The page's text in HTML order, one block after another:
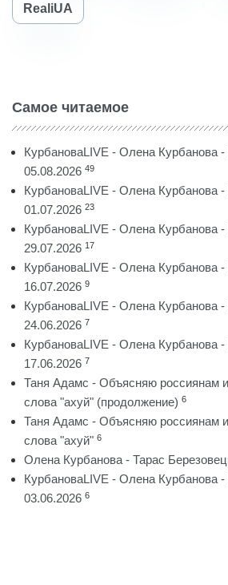
RealiUA
Самое читаемое
КурбановаLIVE - Олена Курбанова -
05.08.2026 49
КурбановаLIVE - Олена Курбанова -
01.07.2026 23
КурбановаLIVE - Олена Курбанова -
29.07.2026 17
КурбановаLIVE - Олена Курбанова -
16.07.2026 9
КурбановаLIVE - Олена Курбанова -
24.06.2026 7
КурбановаLIVE - Олена Курбанова -
17.06.2026 7
Таня Адамс - Объясняю россиянам
слова "ахуй" (продолжение) 6
Таня Адамс - Объясняю россиянам
слова "ахуй" 6
Олена Курбанова - Тарас
КурбановаLIVE - Олена Курбанова -
03.06.2026 6